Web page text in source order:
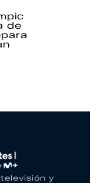
de
y